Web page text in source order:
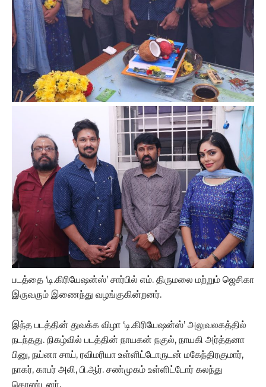
படத்தை ‘டி.கிரியேஷன்ஸ்’ சார்பில் எம். திருமலை மற்றும் ஜெசிகா
இருவரும் இணைந்து வழங்குகின்றனர்.
இந்த படத்தின் துவக்க விழா ‘டி.கிரியேஷன்ஸ்’ அலுவலகத்தில்
நடந்தது. நிகழ்வில் படத்தின் நாயகன் நகுல், நாயகி அர்த்தனா
பினு, நய்னா சாய், ரவிமரியா உள்ளிட்டோருடன் மகேந்திரகுமார்,
நாகர், காபர் அலி, பி.ஆர். சண்முகம் உள்ளிட்டோர் கலந்து
கொண்டனர்.